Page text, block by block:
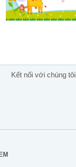
Kết nối với chúng tôi